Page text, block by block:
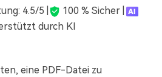
4.5/5 |
100 % Sicher |
durch KI
eine PDF-Datei zu